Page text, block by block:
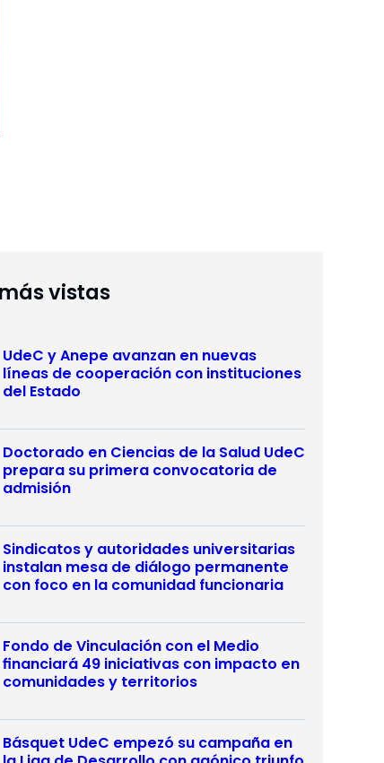
vistas
UdeC y Anepe avanzan en nuevas
líneas de cooperación con instituciones
del Estado
Doctorado en Ciencias de la Salud UdeC
prepara su primera convocatoria de
admisión
Sindicatos y autoridades universitarias
instalan mesa de diálogo permanente
con foco en la comunidad funcionaria
Fondo de Vinculación con el Medio
financiará 49 iniciativas con impacto en
comunidades y territorios
Básquet UdeC empezó su campaña en